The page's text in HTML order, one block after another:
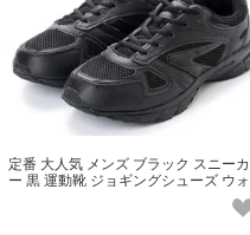
定番 大人気 メンズ ブラック スニーカ
ー 黒 運動靴 ジョギングシューズ ウォ